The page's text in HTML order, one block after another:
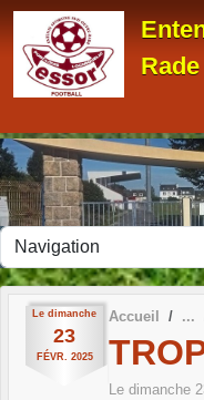
Rade
Le dimanche
23
FÉVR. 2025
Accueil
Le dimanche
Panneau de gestion des